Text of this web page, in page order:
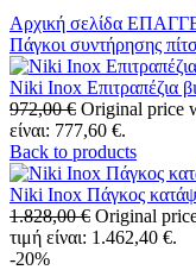
Αρχική σελίδα
Πάγκοι συντήρησης
Niki Inox Επιτραπέζια
972,00€ Original price
είναι: 777,60 €.
Back to products
Niki Inox Πάγκος
1.828,00€ Original
τιμή είναι: 1.462,40 €.
-20%